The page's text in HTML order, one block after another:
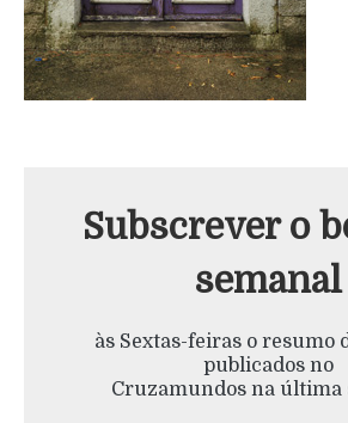
Subscrever o
semanal
às Sextas-feiras o resumo
publicados no
Cruzamundos na última